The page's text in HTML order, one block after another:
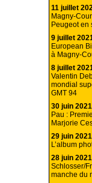
11 juillet
Magny-
Peugeot en
9 juillet
European
à Magny-
8 juillet
Valentin
mondial
GMT 94
30 juin 2021
Pau :
Marjorie
29 juin 2021
L’album
28 juin 2021
Schlosser/
manche du